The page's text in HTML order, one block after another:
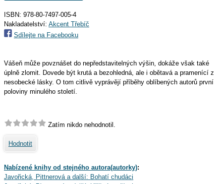
ISBN: 978-80-7497-005-4
Nakladatelství: Akcent Třebíč
Sdílejte na Facebooku
Vášeň může povznášet do nepředstavitelných výšin, dokáže však také
úplně zlomit. Dovede být krutá a bezohledná, ale i obětavá a pramenící z
nesobecké lásky. O tom citlivě vyprávějí příběhy oblíbených autorů první
poloviny minulého století.
Zatím nikdo nehodnotil.
Hodnotit
Nabízené knihy od stejného autora(autorky):
Javořická, Pittnerová a další: Bohatí chudáci